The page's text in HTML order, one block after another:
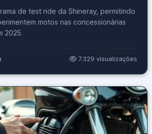
de test ride da Shineray, permitindo
motos nas concessionárias
2025.
7.329 visualizações